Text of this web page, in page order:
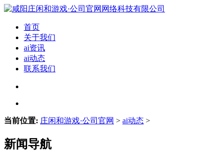
首页
关于我们
ai资讯
ai动态
联系我们
当前位置: 庄闲和游戏·公司官网 > ai动态 >
新闻导航